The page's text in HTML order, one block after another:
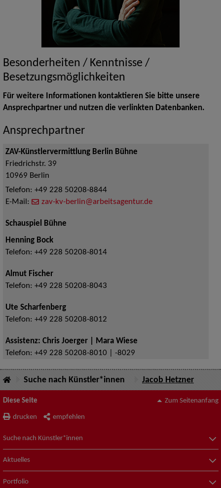
Besonderheiten / Kenntnisse /
Besetzungsmöglichkeiten
Für weitere Informationen kontaktieren Sie bitte unsere
Ansprechpartner und nutzen die verlinkten Datenbanken.
Ansprechpartner
ZAV-Künstlervermittlung Berlin Bühne
Friedrichstr. 39
10969 Berlin
Telefon: +49 228 50208-8844
E-Mail:
zav-kv-berlin@arbeitsagentur.de
Schauspiel Bühne
Henning Bock
Telefon: +49 228 50208-8014
Almut Fischer
Telefon: +49 228 50208-8043
Ute Scharfenberg
Telefon: +49 228 50208-8012
Assistenz: Chris Joerger | Mara Wiese
Telefon: +49 228 50208-8010 | -8029
Suche nach Künstler*innen Jacob Hetzner
Diese Seite
drucken empfehlen
Zum Seitenanfang
Suche nach Künstler*innen
Aktuelles
Portfolio